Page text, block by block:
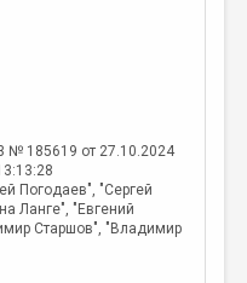
№ 185619 от 27.10.2024
Погодаев", "Сергей
Ланге", "Евгений
Старшов", "Владимир